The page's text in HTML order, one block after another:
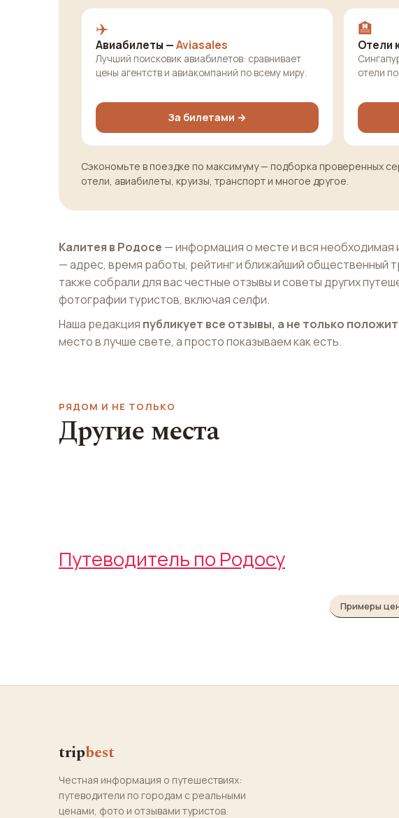
✈️
Авиабилеты —Aviasales
Лучший поисковик авиабилетов: сравнивает
цены агентств и авиакомпаний по всему миру.
За билетами →
🏨
Отели
отели
Сэкономьте в поездке по максимуму — подборка проверенных
отели, авиабилеты, круизы, транспорт и многое другое.
Калитея в Родосе — информация о месте и вся
— адрес, время работы, рейтинг и ближайший общественный
также собрали для вас честные отзывы и советы других
фотографии туристов, включая селфи.
Наша редакция публикует все отзывы, а не только
место в лучше свете, а просто показываем как есть.
РЯДОМ И НЕ ТОЛЬКО
Другие места
Пляж Энидрио
Путеводитель по Родосу
Примеры
tripbest
Честная информация о путешествиях:
путеводители по городам с реальными
ценами, фото и отзывами туристов.